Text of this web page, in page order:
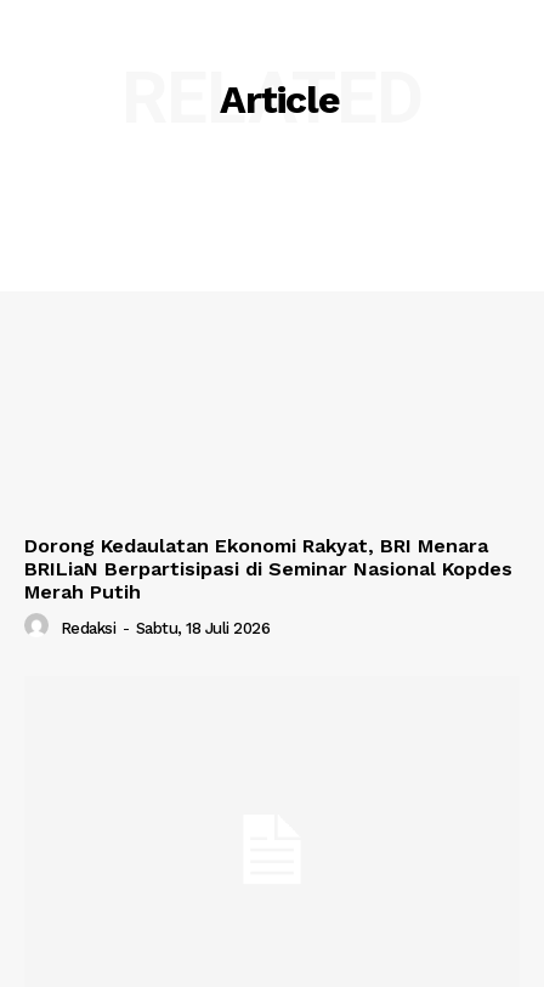
Article
RELATED
Dorong Kedaulatan Ekonomi Rakyat, BRI Menara
BRILiaN Berpartisipasi di Seminar Nasional Kopdes
Merah Putih
Redaksi - Sabtu, 18 Juli 2026